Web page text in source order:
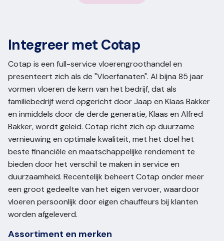
Integreer met Cotap
Cotap is een full-service vloerengroothandel en
presenteert zich als de "Vloerfanaten". Al bijna 85 jaar
vormen vloeren de kern van het bedrijf, dat als
familiebedrijf werd opgericht door Jaap en Klaas Bakker
en inmiddels door de derde generatie, Klaas en Alfred
Bakker, wordt geleid. Cotap richt zich op duurzame
vernieuwing en optimale kwaliteit, met het doel het
beste financiële en maatschappelijke rendement te
bieden door het verschil te maken in service en
duurzaamheid. Recentelijk beheert Cotap onder meer
een groot gedeelte van het eigen vervoer, waardoor
vloeren persoonlijk door eigen chauffeurs bij klanten
worden afgeleverd.
Assortiment en merken